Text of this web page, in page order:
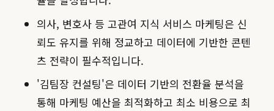
의사, 변호사 등 고관여 지식 서비스 마케팅은 신
뢰도 유지를 위해 정교하고 데이터에 기반한 콘텐
츠 전략이 필수적입니다.
'김팀장 컨설팅'은 데이터 기반의 전환율 분석을
통해 마케팅 예산을 최적화하고 최소 비용으로 최